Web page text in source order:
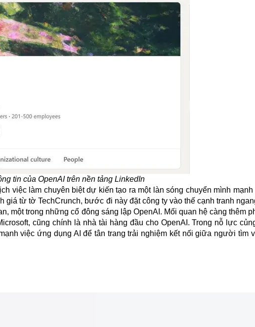
tin của OpenAI trên nền tảng LinkedIn
việc làm chuyên biệt dự kiến tạo ra một làn sóng chuyển mình mạnh
giá từ tờ TechCrunch, bước đi này đặt công ty vào thế cạnh tranh
một trong những cổ đông sáng lập OpenAI . Mối quan hệ càng thêm
cũng chính là nhà tài hàng đầu cho OpenAI. Trong nỗ lực
việc ứng dụng AI để tân trang trải nghiệm kết nối giữa người tìm